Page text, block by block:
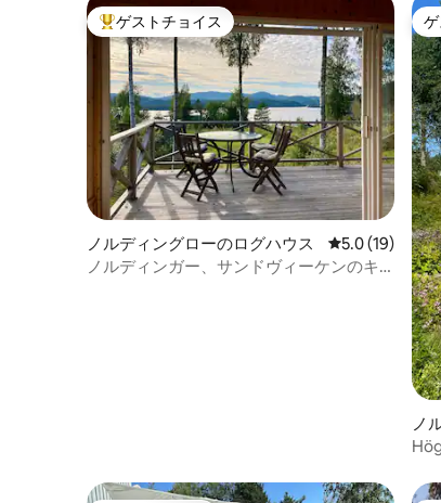
大好評のゲストチョイスです。
ゲストチョイス
ノルディングローのログハウス レビュー19件
5.0 (19)
ノルディンガー、サンドヴィーケンのキ
ノ
ス